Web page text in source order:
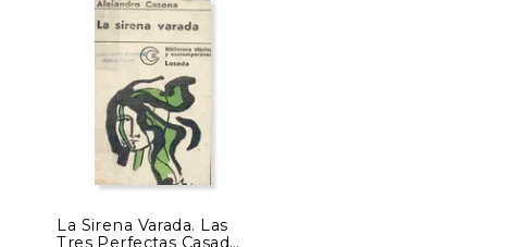
$ 12.95 50%
La Sirena Varada. Las
Tres Perfectas Casadas